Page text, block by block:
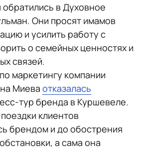
в Духовное
Они просят имамов
и усилить работу с
о семейных ценностях и
связей.
маркетингу компании
Миева отказалась
тур бренда в Куршевеле.
клиентов
брендом и до обострения
а сама она